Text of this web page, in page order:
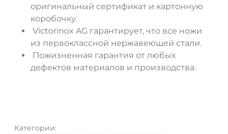
оригинальный сертификат и картонную
коробочку.
Victorinox AG гарантирует, что все ножи
из первоклассной нержавеющей стали.
Пожизненная гарантия от любых
дефектов материалов и производства.
Категории: